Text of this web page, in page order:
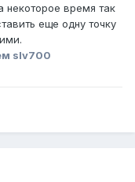
время так
еще одну точку
slv700